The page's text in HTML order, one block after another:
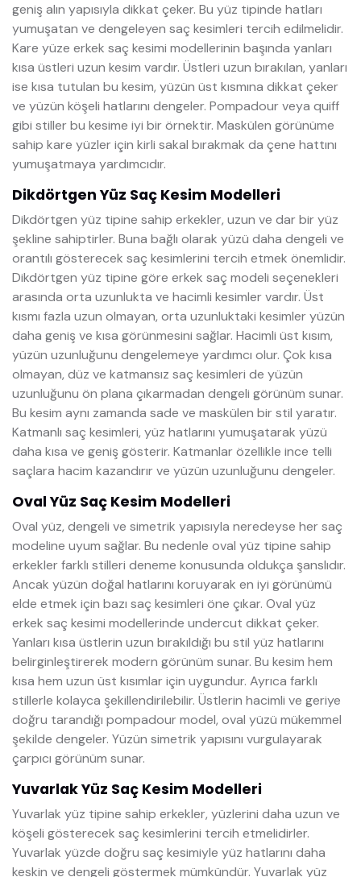
geniş alın yapısıyla dikkat çeker. Bu yüz tipinde hatları
yumuşatan ve dengeleyen saç kesimleri tercih edilmelidir.
Kare yüze erkek saç kesimi modellerinin başında yanları
kısa üstleri uzun kesim vardır. Üstleri uzun bırakılan, yanları
ise kısa tutulan bu kesim, yüzün üst kısmına dikkat çeker
ve yüzün köşeli hatlarını dengeler. Pompadour veya quiff
gibi stiller bu kesime iyi bir örnektir. Maskülen görünüme
sahip kare yüzler için kirli sakal bırakmak da çene hattını
yumuşatmaya yardımcıdır.
Dikdörtgen Yüz Saç Kesim Modelleri
Dikdörtgen yüz tipine sahip erkekler, uzun ve dar bir yüz
şekline sahiptirler. Buna bağlı olarak yüzü daha dengeli ve
orantılı gösterecek saç kesimlerini tercih etmek önemlidir.
Dikdörtgen yüz tipine göre erkek saç modeli seçenekleri
arasında orta uzunlukta ve hacimli kesimler vardır. Üst
kısmı fazla uzun olmayan, orta uzunluktaki kesimler yüzün
daha geniş ve kısa görünmesini sağlar. Hacimli üst kısım,
yüzün uzunluğunu dengelemeye yardımcı olur. Çok kısa
olmayan, düz ve katmansız saç kesimleri de yüzün
uzunluğunu ön plana çıkarmadan dengeli görünüm sunar.
Bu kesim aynı zamanda sade ve maskülen bir stil yaratır.
Katmanlı saç kesimleri, yüz hatlarını yumuşatarak yüzü
daha kısa ve geniş gösterir. Katmanlar özellikle ince telli
saçlara hacim kazandırır ve yüzün uzunluğunu dengeler.
Oval Yüz Saç Kesim Modelleri
Oval yüz, dengeli ve simetrik yapısıyla neredeyse her saç
modeline uyum sağlar. Bu nedenle oval yüz tipine sahip
erkekler farklı stilleri deneme konusunda oldukça şanslıdır.
Ancak yüzün doğal hatlarını koruyarak en iyi görünümü
elde etmek için bazı saç kesimleri öne çıkar. Oval yüz
erkek saç kesimi modellerinde undercut dikkat çeker.
Yanları kısa üstlerin uzun bırakıldığı bu stil yüz hatlarını
belirginleştirerek modern görünüm sunar. Bu kesim hem
kısa hem uzun üst kısımlar için uygundur. Ayrıca farklı
stillerle kolayca şekillendirilebilir. Üstlerin hacimli ve geriye
doğru tarandığı pompadour model, oval yüzü mükemmel
şekilde dengeler. Yüzün simetrik yapısını vurgulayarak
çarpıcı görünüm sunar.
Yuvarlak Yüz Saç Kesim Modelleri
Yuvarlak yüz tipine sahip erkekler, yüzlerini daha uzun ve
köşeli gösterecek saç kesimlerini tercih etmelidirler.
Yuvarlak yüzde doğru saç kesimiyle yüz hatlarını daha
keskin ve dengeli göstermek mümkündür. Yuvarlak yüz